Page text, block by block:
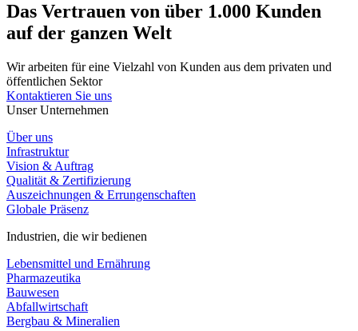
Das Vertrauen von über 1.000 Kunden
auf der ganzen Welt
Wir arbeiten für eine Vielzahl von Kunden aus dem privaten und
öffentlichen Sektor
Kontaktieren Sie uns
Unser Unternehmen
Über uns
Infrastruktur
Vision & Auftrag
Qualität & Zertifizierung
Auszeichnungen & Errungenschaften
Globale Präsenz
Industrien, die wir bedienen
Lebensmittel und Ernährung
Pharmazeutika
Bauwesen
Abfallwirtschaft
Bergbau & Mineralien